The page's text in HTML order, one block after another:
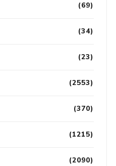
(69)
(34)
(23)
(2553)
(370)
(1215)
(2090)